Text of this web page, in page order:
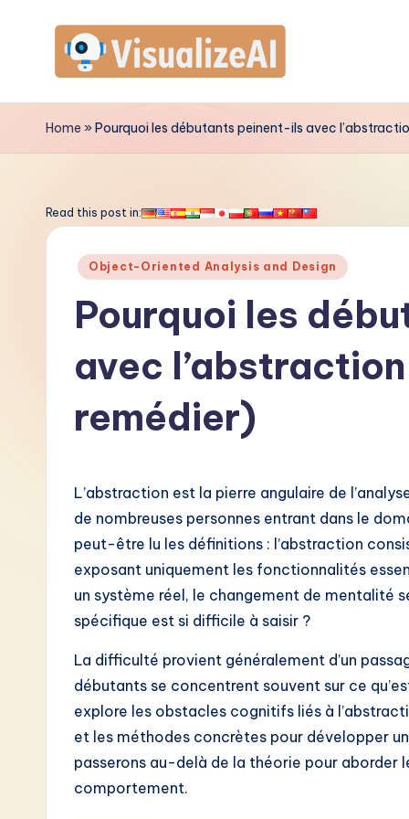
contentV
is
a
Home »Pourquoi les débutants peinent-ils avec
Read this post in:
Posted
Object-Oriented Analysis and Design
Pourquoi les
avec
remédier)
L’abstraction est la pierre angulaire de
de nombreuses personnes entrant dans le
peut-être lu les définitions : l’abstraction
exposant uniquement les fonctionnalités
un système réel, le changement de mentalité
spécifique est si difficile à saisir ?
La difficulté provient généralement d’un
débutants se concentrent souvent sur ce
explore les obstacles cognitifs liés à
et les méthodes concrètes pour développer
passerons au-delà de la théorie pour aborder
comportement.